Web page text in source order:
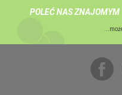
POLEĆ NAS ZNAJOMYM